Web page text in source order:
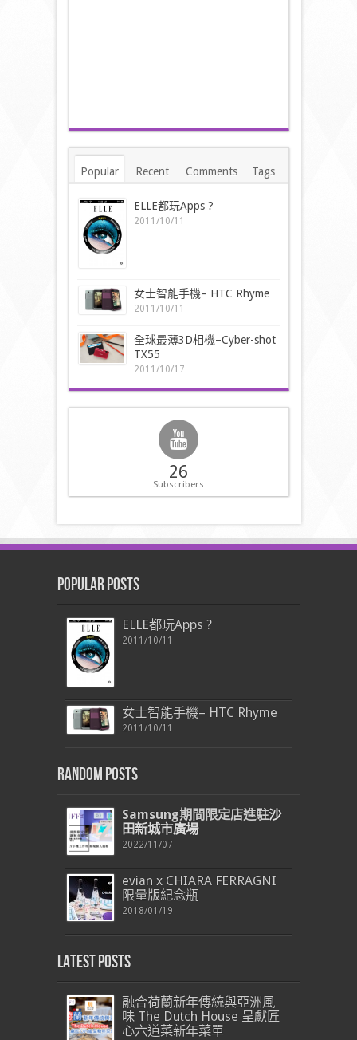
Popular Recent Comments Tags
ELLE都玩Apps ?
2011/10/11
女士智能手機– HTC Rhyme
2011/10/11
全球最薄3D相機–Cyber-shot
TX55
2011/10/17
26
Subscribers
Popular Posts
ELLE都玩Apps ?
2011/10/11
女士智能手機– HTC Rhyme
2011/10/11
Random Posts
Samsung期間限定店進駐沙
田新城市廣場
2022/11/07
evian x CHIARA FERRAGNI
限量版紀念瓶
2018/01/19
Latest Posts
融合荷蘭新年傳統與亞洲風
味 The Dutch House 呈獻匠
心六道菜新年菜單